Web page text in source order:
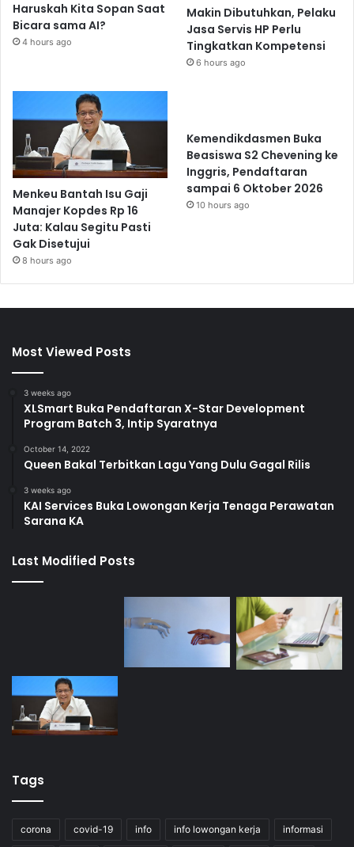
Haruskah Kita Sopan Saat
Bicara sama AI?
4 hours ago
Makin Dibutuhkan, Pelaku
Jasa Servis HP Perlu
Tingkatkan Kompetensi
6 hours ago
Menkeu Bantah Isu Gaji
Manajer Kopdes Rp 16
Juta: Kalau Segitu Pasti
Gak Disetujui
8 hours ago
Kemendikdasmen Buka
Beasiswa S2 Chevening ke
Inggris, Pendaftaran
sampai 6 Oktober 2026
10 hours ago
Most Viewed Posts
3 weeks ago
XLSmart Buka Pendaftaran X-Star Development
Program Batch 3, Intip Syaratnya
October 14, 2022
Queen Bakal Terbitkan Lagu Yang Dulu Gagal Rilis
3 weeks ago
KAI Services Buka Lowongan Kerja Tenaga Perawatan
Sarana KA
Last Modified Posts
Tags
corona covid-19 info info lowongan kerja informasi